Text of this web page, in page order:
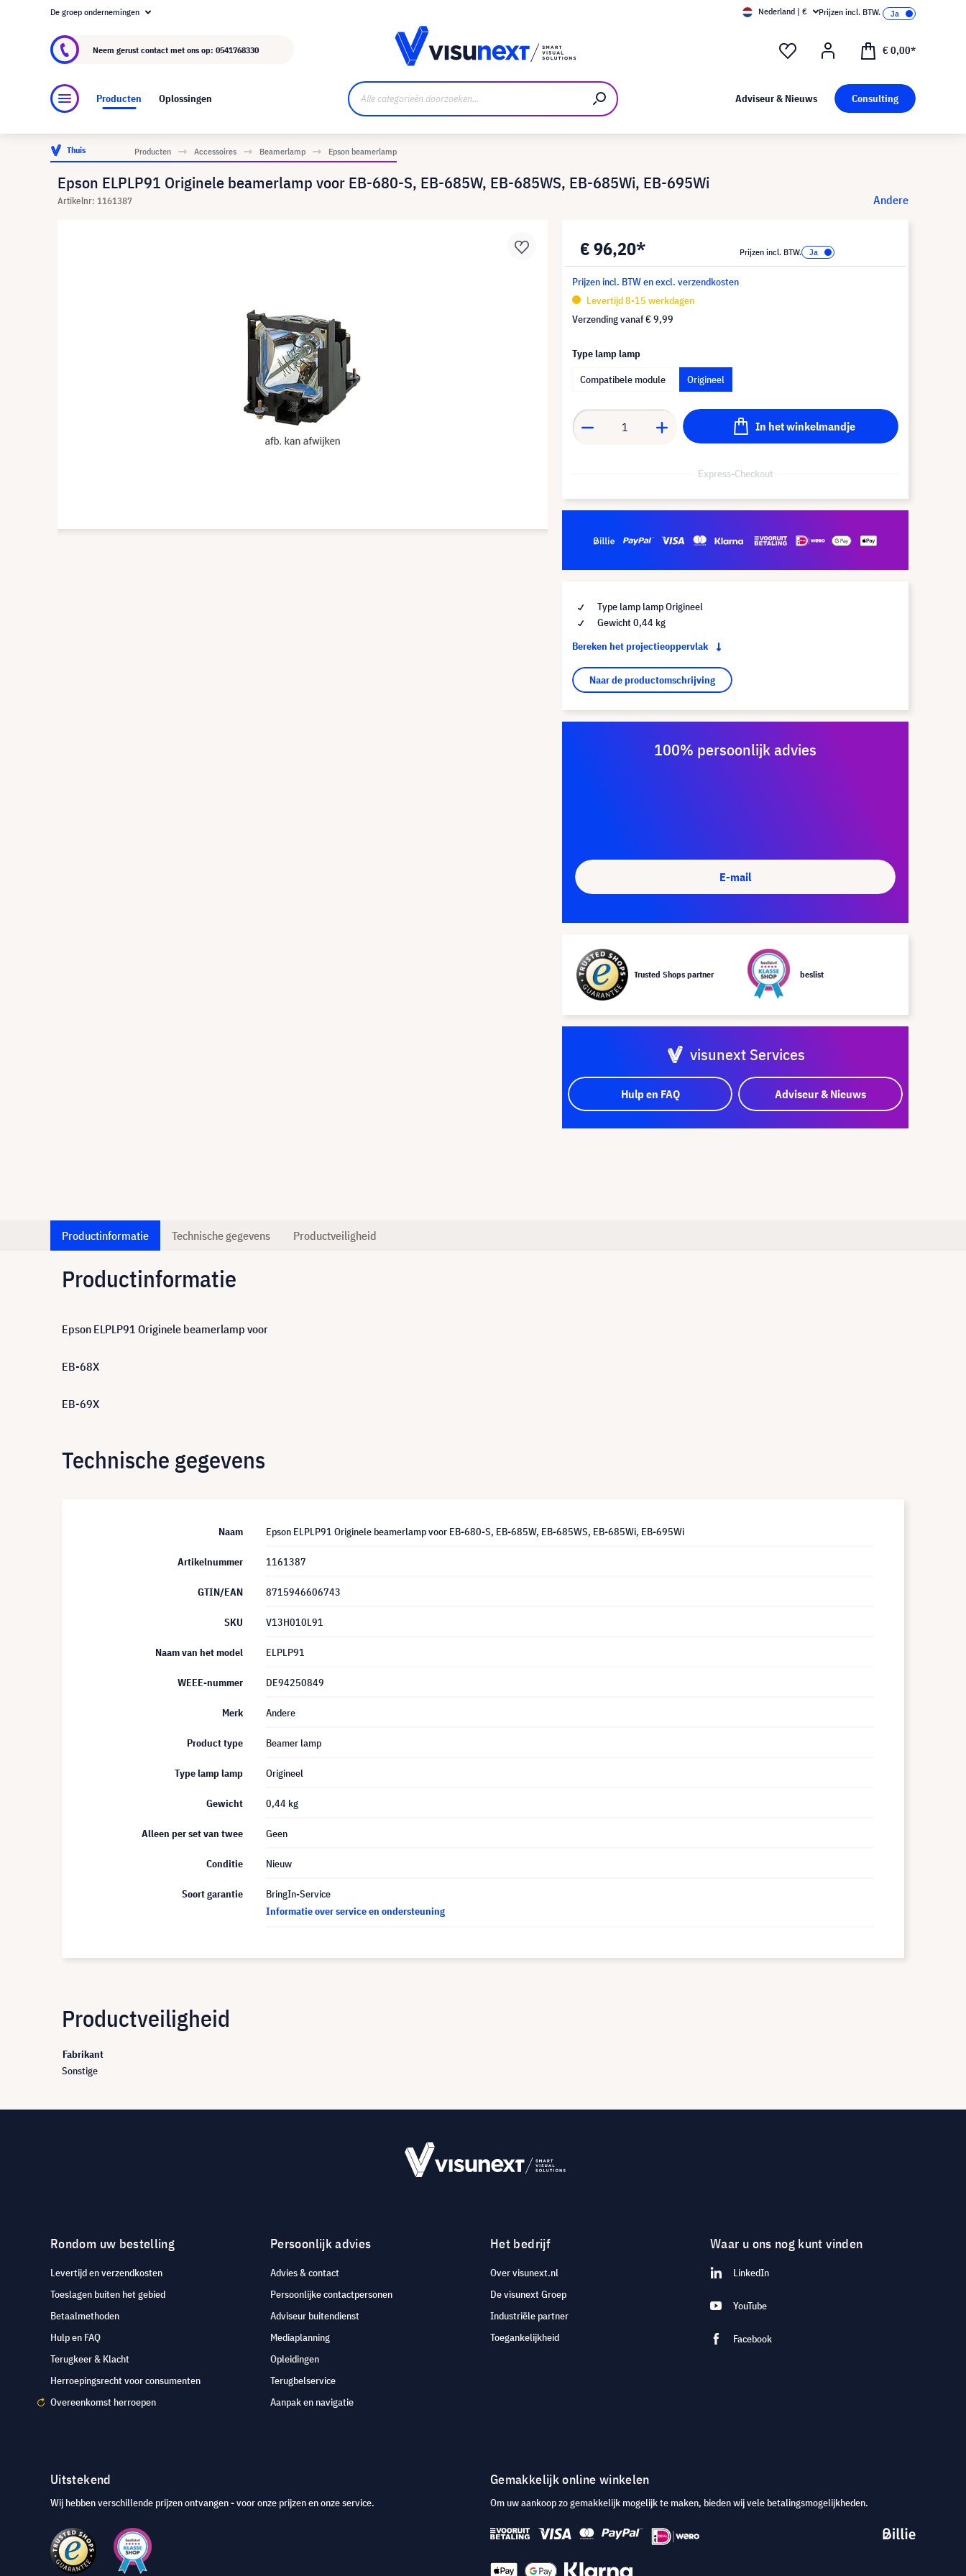
Over visunext.nl
De groep ondernemingen Nederland | € Prijzen incl. BTW.
Neem gerust contact met ons op: 0541768330 € 0,00*
Producten Oplossingen Adviseur & Nieuws Consulting
Thuis Producten Accessoires Beamerlamp Epson beamerlamp
Epson ELPLP91 Originele beamerlamp voor EB-680-S, EB-685W, EB-685WS, EB-685Wi, EB-695Wi
Artikelnr: 1161387 Andere
€ 96,20* Prijzen incl. BTW.
Prijzen incl. BTW en excl. verzendkosten
Levertijd 8-15 werkdagen
Verzending vanaf€ 9,99
Type lamp lamp
Compatibele module
Origineel
In het winkelmandje
Express-Checkout
Type lamp lamp Origineel
Gewicht 0,44 kg
Bereken het projectieoppervlak
Naar de productomschrijving
100% persoonlijk advies
E-mail
Trusted Shops partner beslist
visunext Services
Hulp en FAQ Adviseur & Nieuws
Productinformatie Technische gegevens Productveiligheid
Productinformatie
Epson ELPLP91 Originele beamerlamp voor
EB-68X
EB-69X
Technische gegevens
Naam Epson ELPLP91 Originele beamerlamp voor EB-680-S, EB-685W, EB-685WS, EB-685Wi, EB-695Wi
Artikelnummer 1161387
GTIN/EAN 8715946606743
SKU V13H010L91
Naam van het model ELPLP91
WEEE-nummer DE94250849
Merk Andere
Product type Beamer lamp
Type lamp lamp Origineel
Gewicht 0,44 kg
Alleen per set van twee Geen
Conditie Nieuw
Soort garantie
BringIn-Service
Informatie over service en ondersteuning
Productveiligheid
Fabrikant
Sonstige
Rondom uw bestelling
Levertijd en verzendkosten
Toeslagen buiten het gebied
Betaalmethoden
Hulp en FAQ
Terugkeer & Klacht
Herroepingsrecht voor consumenten
Overeenkomst herroepen
Persoonlijk advies
Advies & contact
Persoonlijke contactpersonen
Adviseur buitendienst
Mediaplanning
Opleidingen
Terugbelservice
Aanpak en navigatie
Het bedrijf
Over visunext.nl
De visunext Groep
Industriële partner
Toegankelijkheid
Waar u ons nog kunt vinden
LinkedIn
YouTube
Facebook
Uitstekend
Wij hebben verschillende prijzen ontvangen - voor onze prijzen en onze service.
Gemakkelijk online winkelen
Om uw aankoop zo gemakkelijk mogelijk te maken, bieden wij vele betalingsmogelijkheden.